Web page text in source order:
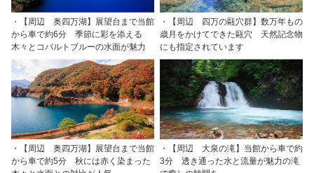
・【周辺 奥四万湖】展望台まで当館
から車で約6分 季節に彩を添える
木々とコバルトブルーの水面が魅力
・【周辺 四万の甌穴群】数万年もの
歳月をかけてできた甌穴 天然記念物
にも指定されています
・【周辺 奥四万湖】展望台まで当館
から車で約5分 秋には赤く染まった
・【周辺 大泉の滝】当館から車で約
3分 透き通った水と流量が魅力の滝